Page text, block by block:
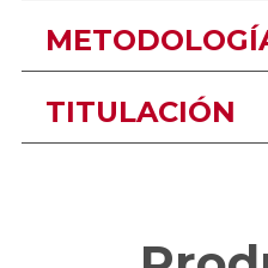
TITULACIÓN